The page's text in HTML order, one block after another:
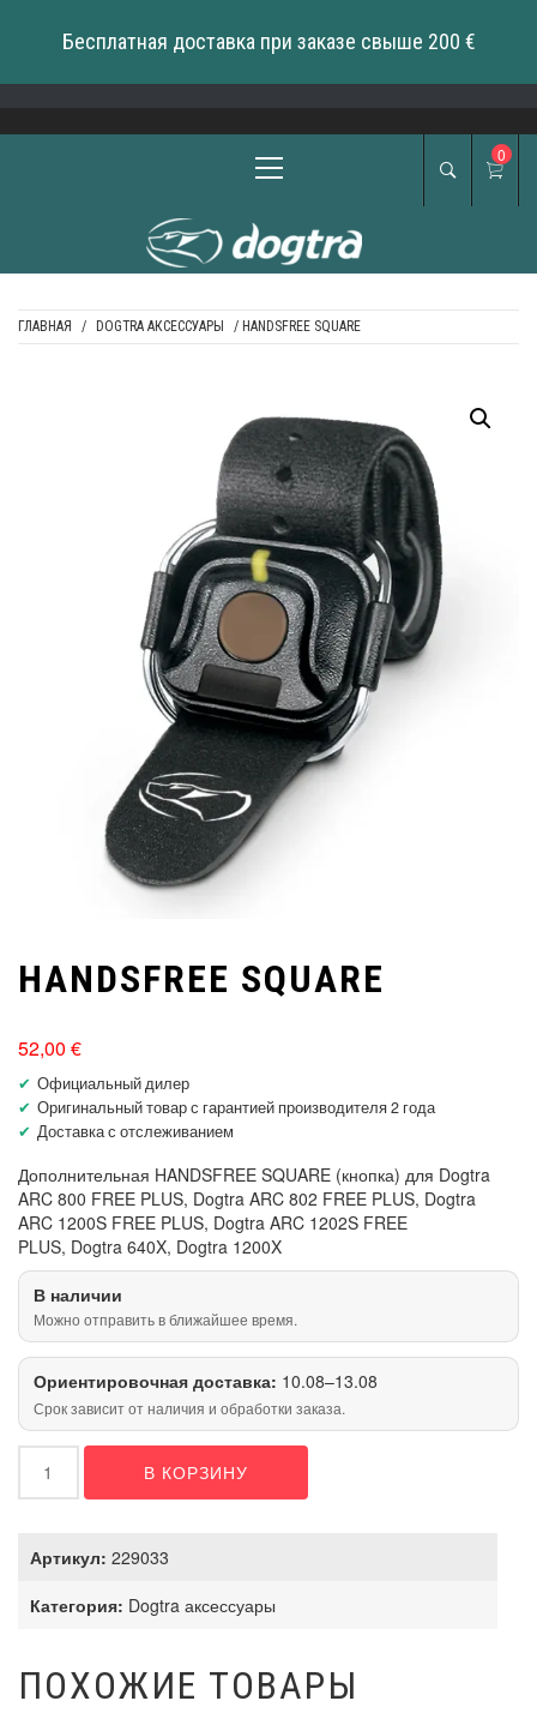
Бесплатная доставка при заказе свыше 200 €
Menu
0
ГЛАВНАЯ / DOGTRA АКСЕССУАРЫ / HANDSFREE SQUARE
HANDSFREE SQUARE
52,00 €
Официальный дилер
Оригинальный товар с гарантией производителя 2 года
Доставка с отслеживанием
Дополнительная HANDSFREE SQUARE (кнопка) для Dogtra
ARC 800 FREE PLUS, Dogtra ARC 802 FREE PLUS, Dogtra
ARC 1200S FREE PLUS, Dogtra ARC 1202S FREE
PLUS, Dogtra 640X, Dogtra 1200X
В наличии
Можно отправить в ближайшее время.
Ориентировочная доставка: 10.08–13.08
Срок зависит от наличия и обработки заказа.
Количество
товара
HANDSFREE
В КОРЗИНУ
Артикул: 229033
Категория: Dogtra аксессуары
ПОХОЖИЕ ТОВАРЫ